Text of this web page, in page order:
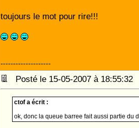
toujours le mot pour rire!!!
--------------------
Posté le 15-05-2007 à
ctof a écrit :
ok, donc la queue barree fait aussi partie du